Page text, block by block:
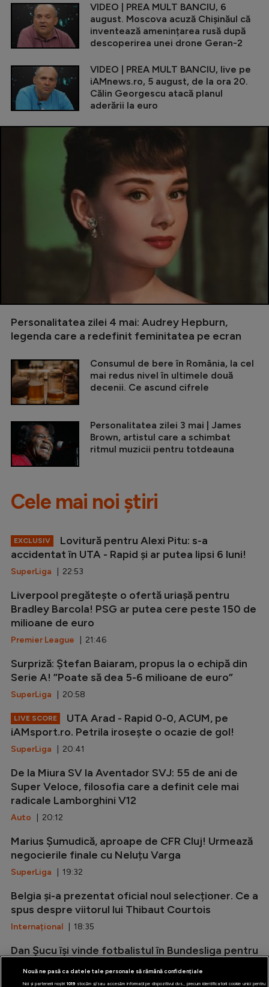
VIDEO | PREA MULT BANCIU, 6
august. Moscova acuză Chișinăul că
inventează amenințarea rusă după
descoperirea unei drone Geran-2
VIDEO | PREA MULT BANCIU, live pe
iAMnews.ro, 5 august, de la ora 20.
Călin Georgescu atacă planul
aderării la euro
Personalitatea zilei 4 mai: Audrey Hepburn,
legenda care a redefinit feminitatea pe ecran
Consumul de bere în România, la cel
mai redus nivel în ultimele două
decenii. Ce ascund cifrele
Personalitatea zilei 3 mai | James
Brown, artistul care a schimbat
ritmul muzicii pentru totdeauna
Cele mai noi știri
EXCLUSIV
Lovitură pentru Alexi Pitu: s-a
accidentat în UTA - Rapid și ar putea lipsi 6 luni!
SuperLiga | 22:53
Liverpool pregătește o ofertă uriașă pentru
Bradley Barcola! PSG ar putea cere peste 150 de
milioane de euro
Premier League | 21:46
Surpriză: Ștefan Baiaram, propus la o echipă din
Serie A! ”Poate să dea 5-6 milioane de euro”
SuperLiga | 20:58
LIVE SCORE
UTA Arad - Rapid 0-0, ACUM, pe
iAMsport.ro. Petrila irosește o ocazie de gol!
SuperLiga | 20:41
De la Miura SV la Aventador SVJ: 55 de ani de
Super Veloce, filosofia care a definit cele mai
radicale Lamborghini V12
Auto | 20:12
Marius Șumudică, aproape de CFR Cluj! Urmează
negocierile finale cu Neluțu Varga
SuperLiga | 19:32
Belgia și-a prezentat oficial noul selecționer. Ce a
spus despre viitorul lui Thibaut Courtois
Internațional | 18:35
Dan Șucu își vinde fotbalistul în Bundesliga pentru
Bundesliga| 17:26
Nouă ne pasă ca datele tale personale să rămână confidențiale
Noi și partenerii noștri 1019stocăm și/sau accesăm informații pe dispozitivul dvs., precum identificatorii cookie unici pentru